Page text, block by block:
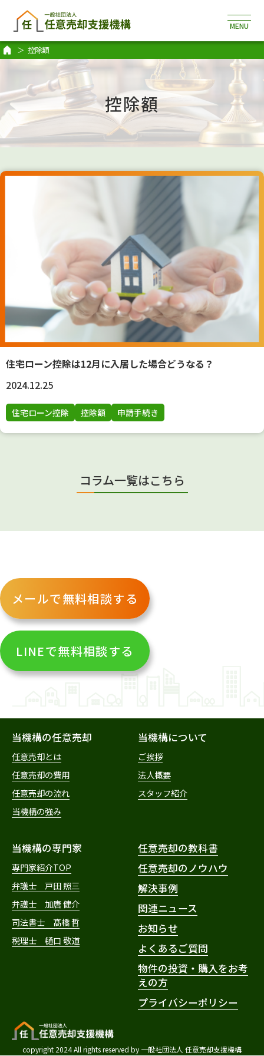
控除額
控除額
住宅ローン控除は12月に入居した場合どうなる？
2024.12.25
住宅ローン控除 控除額 申請手続き
コラム一覧はこちら
メールで無料相談する
LINEで無料相談する
当機構の任意売却
任意売却とは
任意売却の費用
任意売却の流れ
当機構の強み
当機構について
ご挨拶
法人概要
スタッフ紹介
当機構の専門家
専門家紹介TOP
弁護士 戸田 照三
弁護士 加唐 健介
司法書士 髙橋 哲
税理士 樋口 敬道
任意売却の教科書
任意売却のノウハウ
解決事例
関連ニュース
お知らせ
よくあるご質問
物件の投資・購入をお考
えの方
プライバシーポリシー
copyright 2024 All rights reserved by 一般社団法人 任意売却支援機構